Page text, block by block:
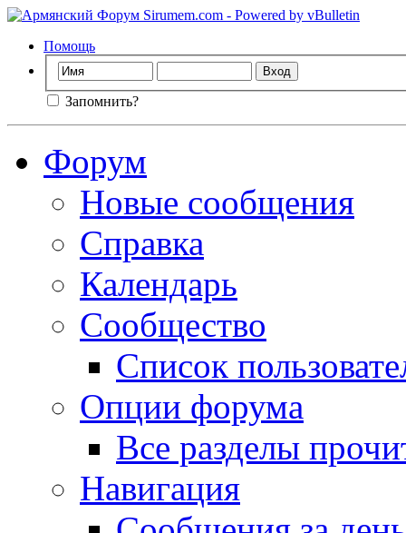
Помощь
Запомнить?
Форум
Новые сообщения
Справка
Календарь
Сообщество
Список
Опции форума
Все разделы
Навигация